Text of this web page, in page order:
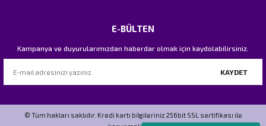
E-BÜLTEN
Kampanya ve duyurularımızdan haberdar olmak için kaydolabilirsiniz.
KAYDET
© Tüm hakları saklıdır. Kredi kartı bilgileriniz 256bit SSL sertifikası ile